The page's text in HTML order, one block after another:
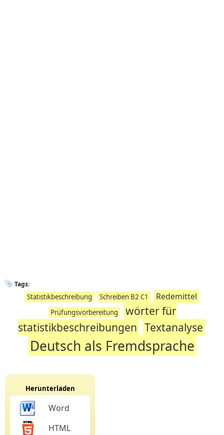
Tags:
Statistikbeschreibung Schreiben B2 C1 Redemittel
Prüfungsvorbereitung
wörter für
statistikbeschreibungen Textanalyse
Deutsch als Fremdsprache
Herunterladen
Word
HTML